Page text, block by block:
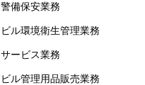
警備保安業務
ビル環境衛生管理業務
サービス業務
ビル管理用品販売業務